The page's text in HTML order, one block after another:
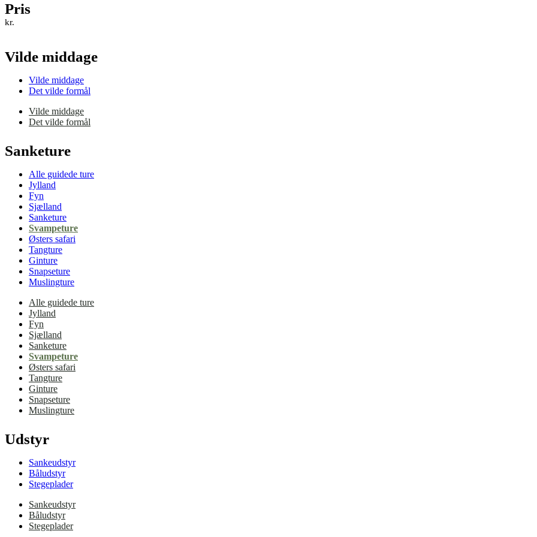
Pris
kr.
Vilde middage
Vilde middage
Det vilde formål
Vilde middage
Det vilde formål
Sanketure
Alle guidede ture
Jylland
Fyn
Sjælland
Sanketure
Svampeture
Østers safari
Tangture
Ginture
Snapseture
Muslingture
Alle guidede ture
Jylland
Fyn
Sjælland
Sanketure
Svampeture
Østers safari
Tangture
Ginture
Snapseture
Muslingture
Udstyr
Sankeudstyr
Båludstyr
Stegeplader
Sankeudstyr
Båludstyr
Stegeplader